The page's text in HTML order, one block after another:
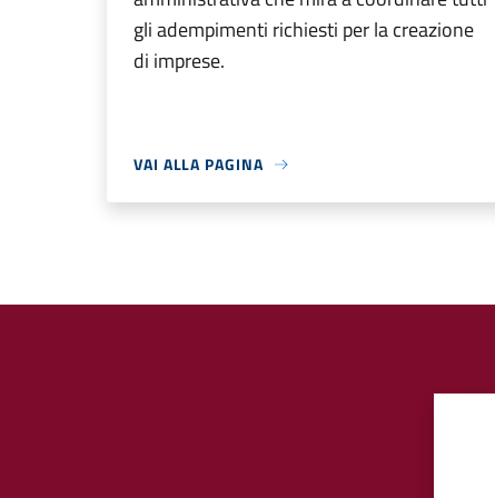
gli adempimenti richiesti per la creazione
di imprese.
VAI ALLA PAGINA